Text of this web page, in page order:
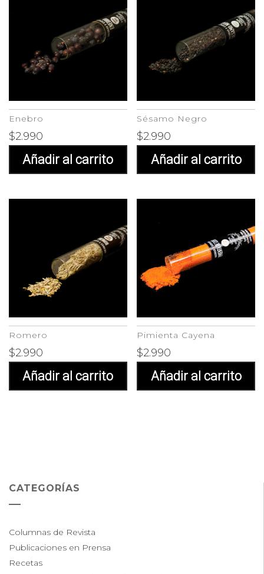
Enebro
$2.990
Añadir al carrito
Sésamo Negro
$2.990
Añadir al carrito
Romero
$2.990
Añadir al carrito
Pimienta Cayena
$2.990
Añadir al carrito
CATEGORÍAS
Columnas de Revista
Publicaciones en Prensa
Recetas